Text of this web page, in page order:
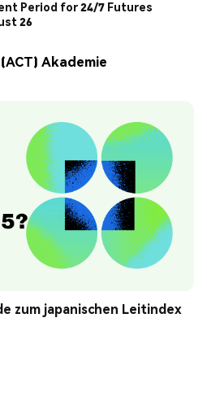
Period for 24/7 Futures
26
Akademie
zum japanischen Leitindex